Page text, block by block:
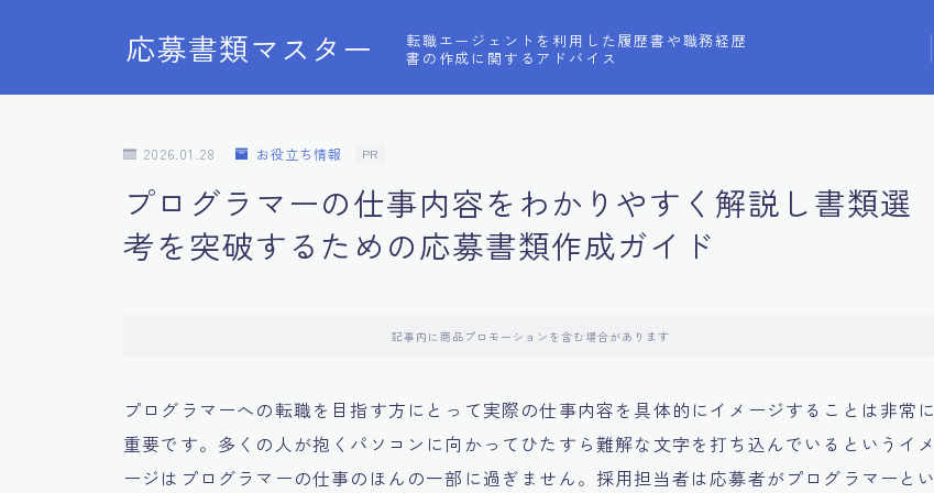
応募書類マスター
転職エージェントを利用した履歴書や職務経歴
書の作成に関するアドバイス
2026.01.28 お役立ち情報 PR
プログラマーの仕事内容をわかりやすく解説し書類選
考を突破するための応募書類作成ガイド
記事内に商品プロモーションを含む場合があります
プログラマーへの転職を目指す方にとって実際の仕事内容を具体的にイメージすることは非常に
重要です。多くの人が抱くパソコンに向かってひたすら難解な文字を打ち込んでいるというイメ
ージはプログラマーの仕事のほんの一部に過ぎません。採用担当者は応募者がプログラマーとい